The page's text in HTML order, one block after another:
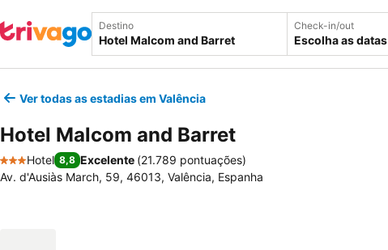
Destino Check-in/out
Escolha as datas
Ver todas as estadias em Valência
Hotel Malcom and Barret
3 Estrelas
Hotel 8,8 Excelente (21.789 pontuações)
Av. d'Ausiàs March, 59, 46013, Valência, Espanha